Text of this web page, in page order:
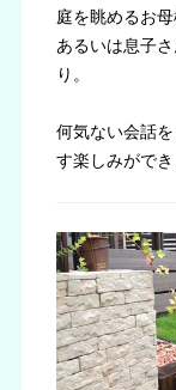
庭を眺めるお母
あるいは息子
り。
何気ない会話
す楽しみができ